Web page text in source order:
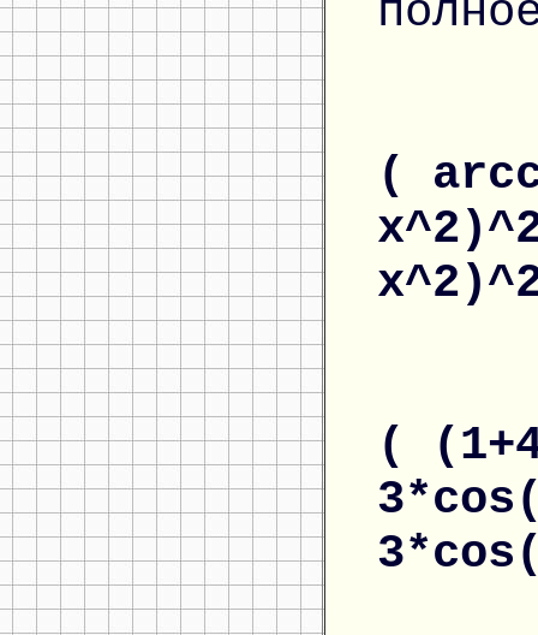
(
(